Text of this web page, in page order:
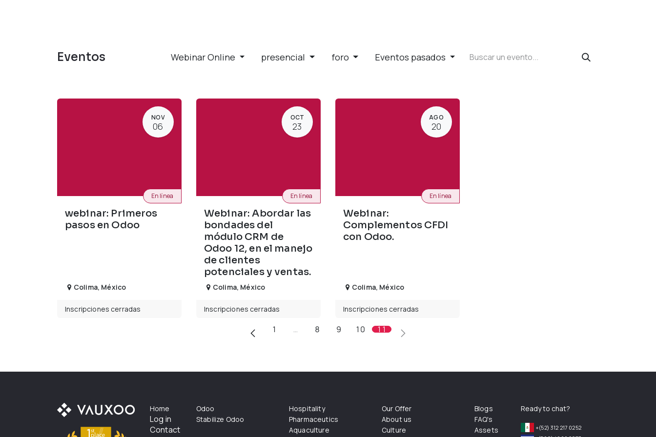
Eventos Webinar Online presencial foro Eventos pasados
NOV
06
webinar: Primeros
pasos en Odoo
En línea
Colima, México
Inscripciones cerradas
OCT
23
Webinar: Abordar las
bondades del
módulo CRM de
Odoo 12, en el manejo
de clientes
potenciales y ventas.
En línea
Colima, México
Inscripciones cerradas
AGO
20
Webinar:
Complementos CFDI
con Odoo.
En línea
Colima, México
Inscripciones cerradas
1 … 8 9 10 11
Home
Log in
Contact
Odoo
Stabilize Odoo
Hospitality
Pharmaceutics
Aquaculture
Our Offer
About us
Culture
Blogs
FAQ's
Assets
Ready to chat?
+(52) 312 217 0252